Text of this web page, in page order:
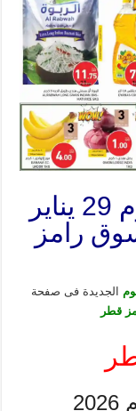
عروض رامز قطر اليوم 29 يناير
2026 سوق رامز
الجديدة فى صفحة
قطر